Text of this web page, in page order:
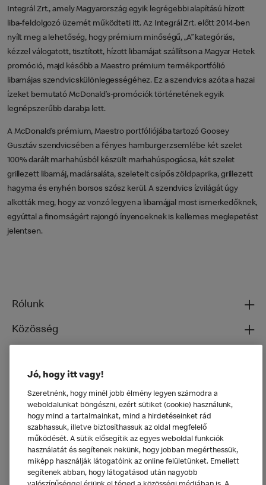
Integrál Zrt., amely Magyarország egyik legrégebbi alapítású hízott
liba-feldolgozó üzemét működteti itt. Az Integrál Zrt. előtt 2014-ben
nyílt meg a lehetőség, hogy prémium minőségű, „A” kategóriás,
kézzel válogatott, tisztított, hízott libamájat szállítson a Magyar Hetek
promóció, majd később a Maestro prémium termékportfólió
libamájas szendvicskülönlegességéhez. Ez a szendvics azóta a hazai
ízeket bemutató McDonald’s-promóciók történetének egyik
legnépszerűbb darabja lett.
A McDonald’s prémium, Maestro portfóliójába tartozó Goosey
Gusztáv szendvicsében a fényes hamburgerzsemlébe két szelet
100% darált marhahúsból készült marhahúspogácsa, két szelet
grillezett libamáj, madársaláta, szeletelt csípős zöldpaprika, grillezett
hagyma és enyhén borsos szósz kerül. A szendvics ízvilágát úgy
alkották meg, hogy az vonzó legyen a libamájjal most ismerkedőknek,
egyúttal a finomságért rajongó ínyenceknek is kellemes meglepetést
jelentsen.
Rólunk
Közösség
Általános
Jó, hogy itt vagy!
Szeretnénk, hogy minél jobb élmény legyen számodra a
weboldalunkat böngészni, ezért sütiket (cookie) használunk,
hogy mind a tartalmainkat, mind a hirdetéseinket rád
szabhassuk, illetve biztosíthassuk az oldal megfelelő
működését. A sütik elősegítik az egyes weboldal funkciók
használatát és segítenek nekünk, hogy jobban megérthessük,
miképp használják látogatóink az online felületünket. Emellett
segítenek abban, hogy látogatásod után nagyobb